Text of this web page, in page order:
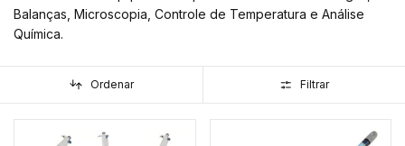
Balanças, Microscopia, Controle de Temperatura e Análise
Química.
Ordenar Filtrar